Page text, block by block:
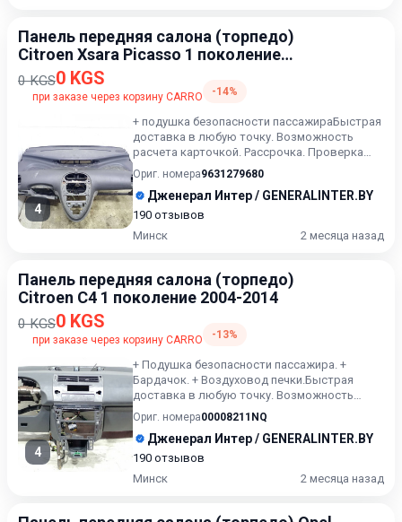
Панель передняя салона (торпедо)
Citroen Xsara Picasso 1 поколение
[рестайлинг] 2004-2010
0 KGS0 KGS
при заказе через корзину CARRO -14%
4
+ подушка безопасности пассажираБыстрая
доставка в любую точку. Возможность
расчета карточкой. Рассрочка. Проверка
качества. Оставляйте сооб...
Ориг. номера9631279680
Дженерал Интер / GENERALINTER.BY
190 отзывов
Минск
2 месяца назад
Панель передняя салона (торпедо)
Citroen C4 1 поколение 2004-2014
0 KGS0 KGS
при заказе через корзину CARRO -13%
4
+ Подушка безопасности пассажира. +
Бардачок. + Воздуховод печки.Быстрая
доставка в любую точку. Возможность
расчета карточкой. Рассрочка. П...
Ориг. номера00008211NQ
Дженерал Интер / GENERALINTER.BY
190 отзывов
Минск
2 месяца назад